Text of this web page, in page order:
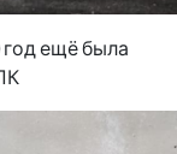
год ещё была